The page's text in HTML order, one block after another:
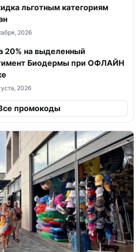
льготным категориям
2026
20% на выделенный
Биодермы при ОФЛАЙН
2026
промокоды